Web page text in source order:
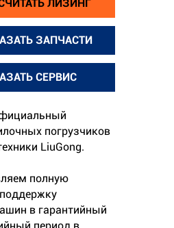
ЛИЗИНГ
ЗАПЧАСТИ
СЕРВИС
погрузчиков
LiuGong.
полную
в гарантийный
период в